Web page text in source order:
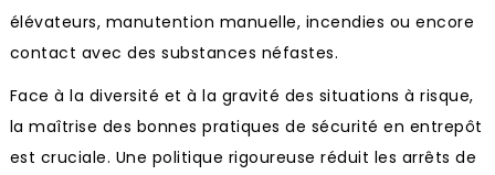
élévateurs, manutention manuelle, incendies ou encore
contact avec des substances néfastes.
Face à la diversité et à la gravité des situations à risque,
la maîtrise des bonnes pratiques de sécurité en entrepôt
est cruciale. Une politique rigoureuse réduit les arrêts de